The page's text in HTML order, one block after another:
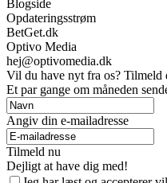
Blogside
Opdateringsstrøm
BetGet.dk
Optivo Media
hej@optivomedia.dk
Vil du have nyt fra os? Tilmeld
Et par gange om måneden
Angiv din e-mailadresse
Tilmeld nu
Dejligt at have dig med!